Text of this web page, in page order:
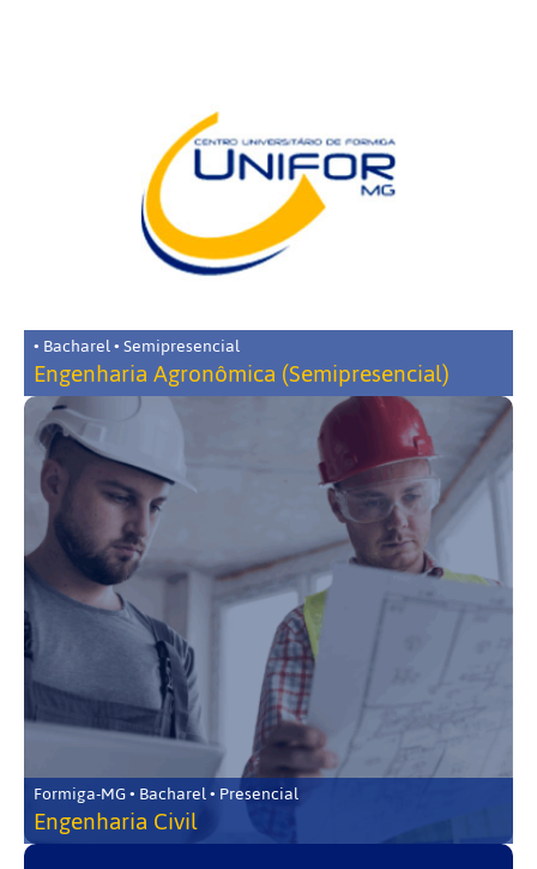
• Bacharel • Semipresencial
Engenharia Agronômica (Semipresencial)
Formiga-MG • Bacharel • Presencial
Engenharia Civil